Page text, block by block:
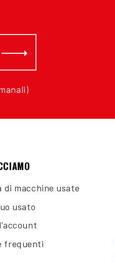
Abbonati
di macchine usate
usato
frequenti